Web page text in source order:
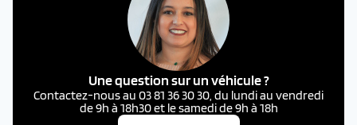
Une question sur un véhicule ?
Contactez-nous au 03 81 36 30 30, du lundi au vendredi
de 9h à 18h30 et le samedi de 9h à 18h